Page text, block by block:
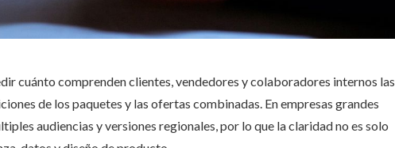
cuánto comprenden clientes, vendedores y colaboradores internos las
de los paquetes y las ofertas combinadas. En empresas grandes
audiencias y versiones regionales, por lo que la claridad no es solo